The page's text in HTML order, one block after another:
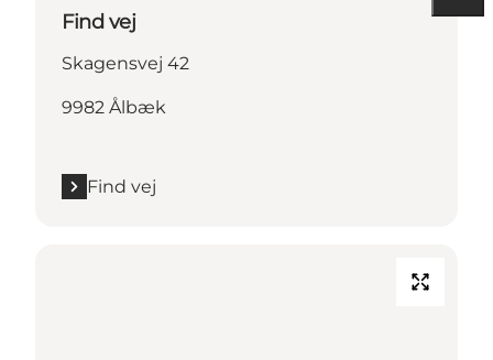
Find vej
Skagensvej 42
9982 Ålbæk
Find vej